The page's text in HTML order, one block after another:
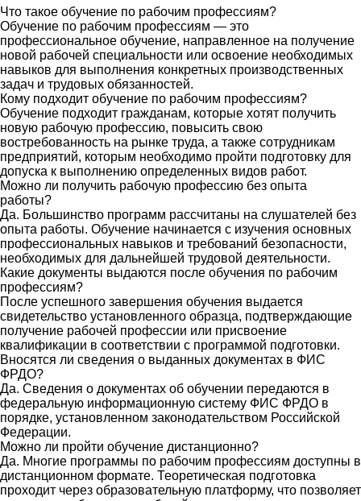
Что такое обучение по рабочим профессиям?
Обучение по рабочим профессиям — это
профессиональное обучение, направленное на получение
новой рабочей специальности или освоение необходимых
навыков для выполнения конкретных производственных
задач и трудовых обязанностей.
Кому подходит обучение по рабочим профессиям?
Обучение подходит гражданам, которые хотят получить
новую рабочую профессию, повысить свою
востребованность на рынке труда, а также сотрудникам
предприятий, которым необходимо пройти подготовку для
допуска к выполнению определенных видов работ.
Можно ли получить рабочую профессию без опыта
работы?
Да. Большинство программ рассчитаны на слушателей без
опыта работы. Обучение начинается с изучения основных
профессиональных навыков и требований безопасности,
необходимых для дальнейшей трудовой деятельности.
Какие документы выдаются после обучения по рабочим
профессиям?
После успешного завершения обучения выдается
свидетельство установленного образца, подтверждающие
получение рабочей профессии или присвоение
квалификации в соответствии с программой подготовки.
Вносятся ли сведения о выданных документах в ФИС
ФРДО?
Да. Сведения о документах об обучении передаются в
федеральную информационную систему ФИС ФРДО в
порядке, установленном законодательством Российской
Федерации.
Можно ли пройти обучение дистанционно?
Да. Многие программы по рабочим профессиям доступны в
дистанционном формате. Теоретическая подготовка
проходит через образовательную платформу, что позволяет